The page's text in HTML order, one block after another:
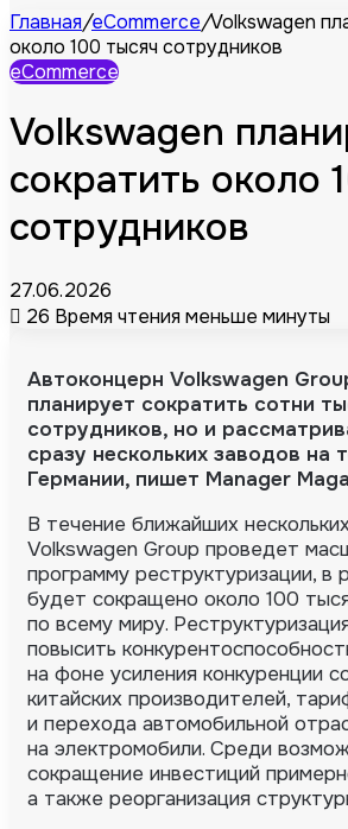
Главная/eCommerce/Volkswagen
около 100 тысяч сотрудников
eCommerce
Volkswagen
сократить около
сотрудников
27.06.2026
26 Время чтения меньше минуты
Автоконцерн Volkswagen
планирует сократить сотни
сотрудников, но и
сразу нескольких заводов на
Германии, пишет Manager
В течение ближайших
Volkswagen Group проведет
программу реструктуризации, в
будет сокращено около 100
по всему миру.
повысить
на фоне усиления конкуренции
китайских производителей,
и перехода автомобильной
на электромобили. Среди
сокращение инвестиций
а также реорганизация